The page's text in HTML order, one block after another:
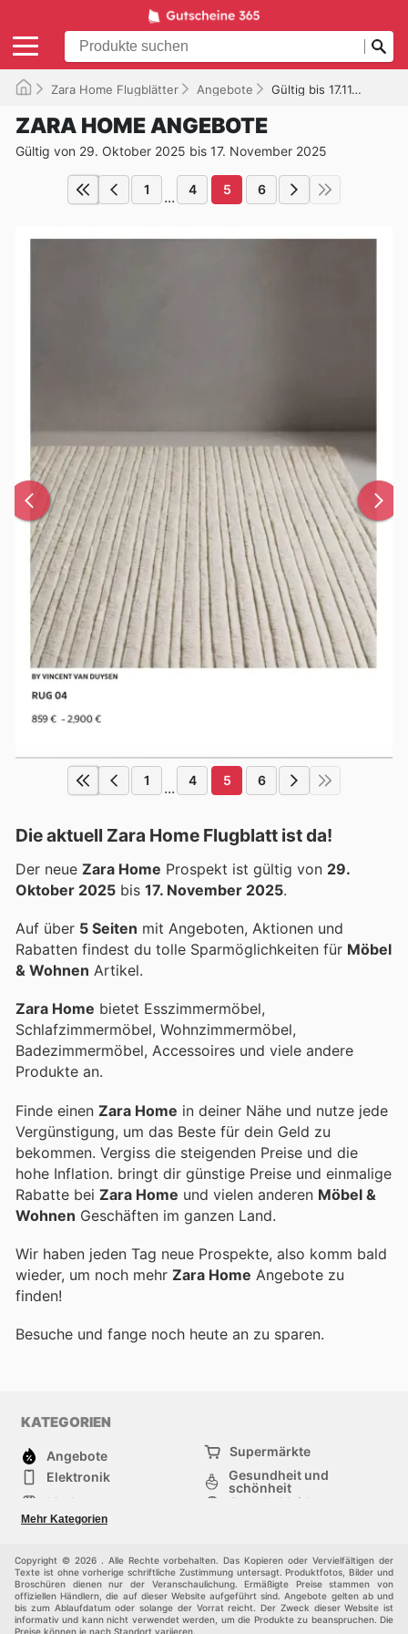
Zara Home Flugblätter Angebote Gültig bis 17.11.2025
ZARA HOME ANGEBOTE
Gültig von 29. Oktober 2025 bis 17. November 2025
1 ... 4 5 6
1 ... 4 5 6
Die aktuell Zara Home Flugblatt ist da!
Der neue Zara Home Prospekt ist gültig von 29.
Oktober 2025 bis 17. November 2025.
Auf über 5 Seiten mit Angeboten, Aktionen und
Rabatten findest du tolle Sparmöglichkeiten für Möbel
& Wohnen Artikel.
Zara Home bietet Esszimmermöbel,
Schlafzimmermöbel, Wohnzimmermöbel,
Badezimmermöbel, Accessoires und viele andere
Produkte an.
Finde einen Zara Home in deiner Nähe und nutze jede
Vergünstigung, um das Beste für dein Geld zu
bekommen. Vergiss die steigenden Preise und die
hohe Inflation. bringt dir günstige Preise und einmalige
Rabatte bei Zara Home und vielen anderen Möbel &
Wohnen Geschäften im ganzen Land.
Wir haben jeden Tag neue Prospekte, also komm bald
wieder, um noch mehr Zara Home Angebote zu
finden!
Besuche und fange noch heute an zu sparen.
KATEGORIEN
Angebote
Supermärkte
Elektronik
Gesundheit und
schönheit
Mode
Sportbekleidung
Baumarkt
Mehr Kategorien
Copyright © 2026 . Alle Rechte vorbehalten. Das Kopieren oder Vervielfältigen der
Texte ist ohne vorherige schriftliche Zustimmung untersagt. Produktfotos, Bilder und
Broschüren dienen nur der Veranschaulichung. Ermäßigte Preise stammen von
offiziellen Händlern, die auf dieser Website aufgeführt sind. Angebote gelten ab und
bis zum Ablaufdatum oder solange der Vorrat reicht. Der Zweck dieser Website ist
informativ und kann nicht verwendet werden, um die Produkte zu beanspruchen. Die
Preise können je nach Standort variieren.